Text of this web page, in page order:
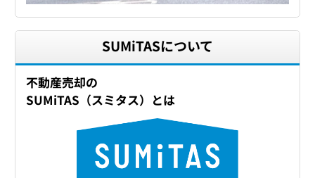
SUMiTASについて
不動産売却の
SUMiTAS（スミタス）とは